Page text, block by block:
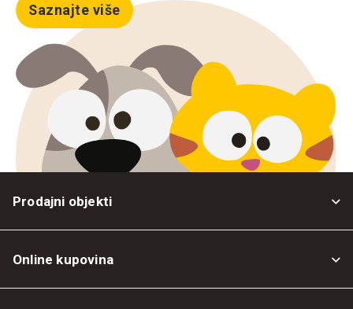
Saznajte više
Prodajni objekti
Online kupovina